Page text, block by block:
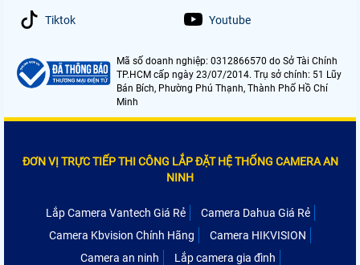
Tiktok Youtube
Mã số doanh nghiệp: 0312866570 do Sở Tài Chính
TP.HCM cấp ngày 23/07/2014. Trụ sở chính: 51 Lũy
Bán Bích, Phường Phú Thạnh, Thành Phố Hồ Chí
Minh
ĐƠN VỊ TRỰC TIẾP THI CÔNG LẮP ĐẶT HỆ THỐNG CAMERA AN
NINH
Lắp Camera Vantech Giá Rẻ
Camera Dahua Giá Rẻ
Camera Kbvision Chính Hãng
Camera HIKVISION
Camera an ninh
Lắp camera gia đình